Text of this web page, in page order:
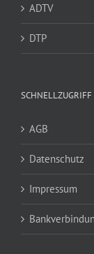
ADTV
DTP
SCHNELLZUGRIFF
AGB
Datenschutz
Impressum